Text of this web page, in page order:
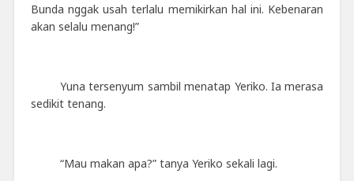
Bunda nggak usah terlalu memikirkan hal ini. Kebenaran
akan selalu menang!”
Yuna tersenyum sambil menatap Yeriko. Ia merasa
sedikit tenang.
“Mau makan apa?” tanya Yeriko sekali lagi.